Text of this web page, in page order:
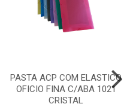
PASTA ACP COM ELASTICO
OFICIO FINA C/ABA 1021
CRISTAL